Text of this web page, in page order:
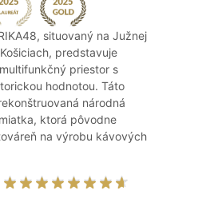
situovaný na Južnej
predstavuje
priestor s
hodnotou. Táto
národná
ktorá pôvodne
na výrobu kávových